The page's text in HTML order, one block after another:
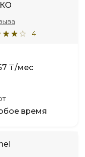
4
₸/мес
время